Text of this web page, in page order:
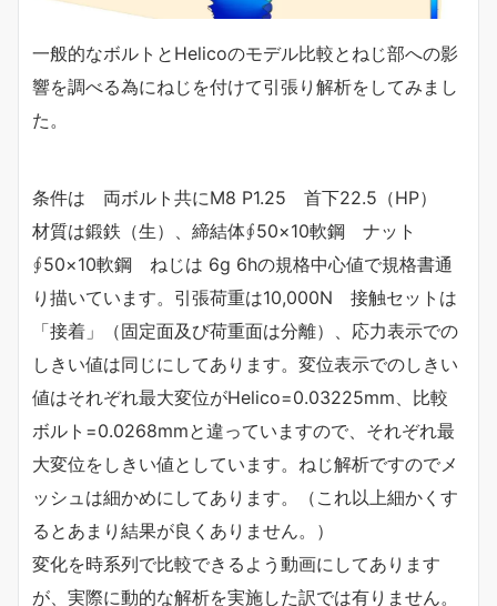
一般的なボルトとHelicoのモデル比較とねじ部への影
響を調べる為にねじを付けて引張り解析をしてみまし
た。
条件は 両ボルト共にM8 P1.25 首下22.5（HP）
材質は鍛鉄（生）、締結体∮50×10軟鋼 ナット
∮50×10軟鋼 ねじは 6g 6hの規格中心値で規格書通
り描いています。引張荷重は10,000N 接触セットは
「接着」（固定面及び荷重面は分離）、応力表示での
しきい値は同じにしてあります。変位表示でのしきい
値はそれぞれ最大変位がHelico=0.03225mm、比較
ボルト=0.0268mmと違っていますので、それぞれ最
大変位をしきい値としています。ねじ解析ですのでメ
ッシュは細かめにしてあります。（これ以上細かくす
るとあまり結果が良くありません。）
変化を時系列で比較できるよう動画にしてあります
が、実際に動的な解析を実施した訳では有りません。